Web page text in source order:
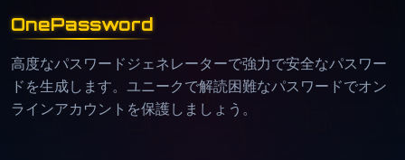
OnePassword
高度なパスワードジェネレーターで強力で安全なパスワー
ドを生成します。ユニークで解読困難なパスワードでオン
ラインアカウントを保護しましょう。